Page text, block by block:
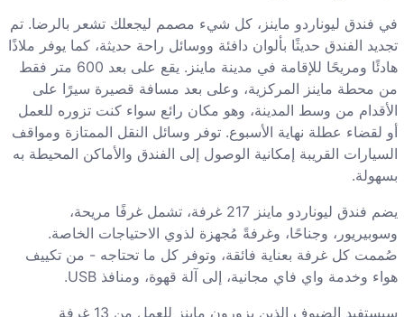
في فندق ليوناردو ماينز، كل شيء مصمم ليجعلك تشعر بالرضا. تم
تجديد الفندق حديثًا بألوان دافئة ووسائل راحة حديثة، كما يوفر ملاذًا
هادئًا ومريحًا للإقامة في مدينة ماينز. يقع على بعد 600 متر فقط
من محطة ماينز المركزية، وعلى بعد مسافة قصيرة سيرًا على
الأقدام من وسط المدينة، وهو مكان رائع سواء كنت تزوره للعمل
أو لقضاء عطلة نهاية الأسبوع. توفر وسائل النقل الممتازة ومواقف
السيارات القريبة إمكانية الوصول إلى الفندق والأماكن المحيطة به
بسهولة.
يضم فندق ليوناردو ماينز 217 غرفة، تشمل غرفًا مريحة،
وسوبيريور، وجناحًا، وغرفةً مُجهزة لذوي الاحتياجات الخاصة.
صُممت كل غرفة بعناية فائقة، وتوفر كل ما تحتاجه - من تكييف
هواء وخدمة واي فاي مجانية، إلى آلة قهوة، ومنافذ USB.
سيستفيد الضيوف الذين يزورون ماينز للعمل من 13 غرفة